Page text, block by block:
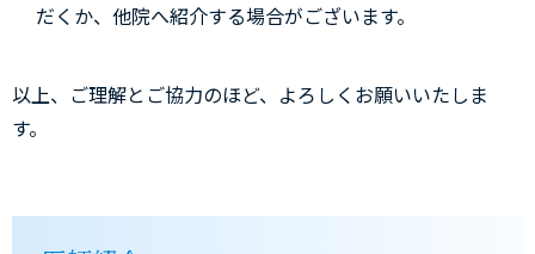
だくか、他院へ紹介する場合がございます。
以上、ご理解とご協力のほど、よろしくお願いいたしま
す。